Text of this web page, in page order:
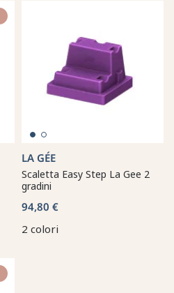
LA GÉE
Scaletta Easy Step La Gee 2
gradini
94,80 €
2 colori